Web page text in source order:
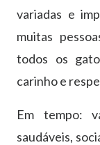
variadas e
muitas
todos os
carinho e
Em tempo:
saudáveis,